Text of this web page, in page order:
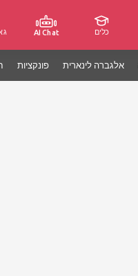
AI Chat כלים
פונקציות אלגברה לינארית